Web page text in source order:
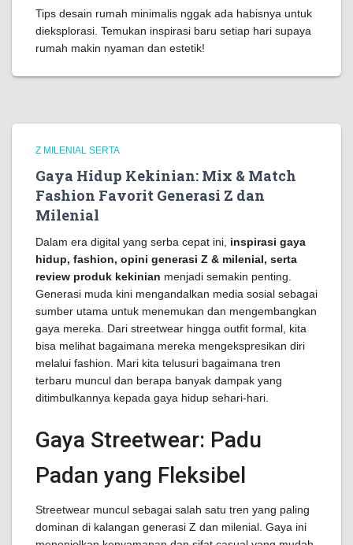
Tips desain rumah minimalis nggak ada habisnya untuk
dieksplorasi. Temukan inspirasi baru setiap hari supaya
rumah makin nyaman dan estetik!
Z MILENIAL SERTA
Gaya Hidup Kekinian: Mix & Match
Fashion Favorit Generasi Z dan
Milenial
Dalam era digital yang serba cepat ini, inspirasi gaya
hidup, fashion, opini generasi Z & milenial, serta
review produk kekinian menjadi semakin penting.
Generasi muda kini mengandalkan media sosial sebagai
sumber utama untuk menemukan dan mengembangkan
gaya mereka. Dari streetwear hingga outfit formal, kita
bisa melihat bagaimana mereka mengekspresikan diri
melalui fashion. Mari kita telusuri bagaimana tren
terbaru muncul dan berapa banyak dampak yang
ditimbulkannya kepada gaya hidup sehari-hari.
Gaya Streetwear: Padu
Padan yang Fleksibel
Streetwear muncul sebagai salah satu tren yang paling
dominan di kalangan generasi Z dan milenial. Gaya ini